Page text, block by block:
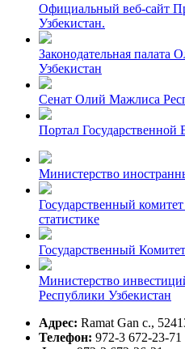
Официальный веб-сайт
Узбекистан.
Законодательная
Узбекистан
Сенат Олий Мажлиса
Портал Государственной
Министерство
Государственный
статистике
Государственный
Министерство
Республики Узбекистан
Адрес: Ramat Gan c.,
Телефон: 972-3 672-23-71